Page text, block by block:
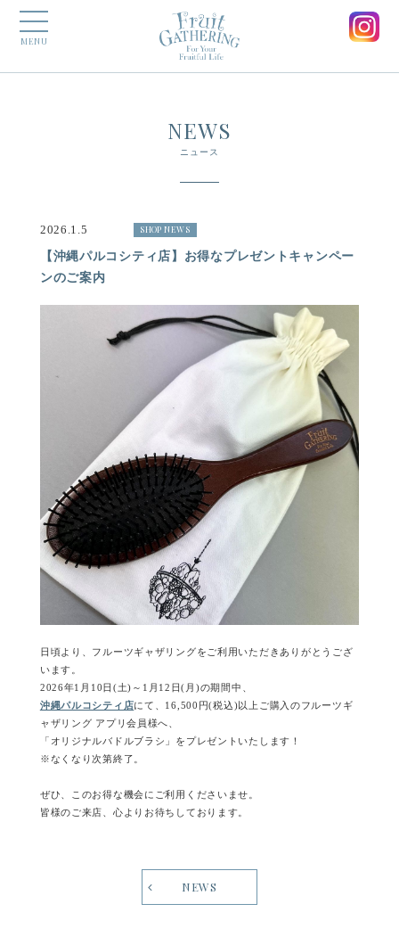
MENU
NEWS
ニュース
2026.1.5 SHOP NEWS
【沖縄パルコシティ店】お得なプレゼントキャンペー
ンのご案内
日頃より、フルーツギャザリングをご利用いただきありがとうござ
います。
2026年1月10日(土)～1月12日(月)の期間中、
沖縄パルコシティ店にて、16,500円(税込)以上ご購入のフルーツギ
ャザリング アプリ会員様へ、
「オリジナルバドルブラシ」をプレゼントいたします！
※なくなり次第終了。
ぜひ、このお得な機会にご利用くださいませ。
皆様のご来店、心よりお待ちしております。
NEWS